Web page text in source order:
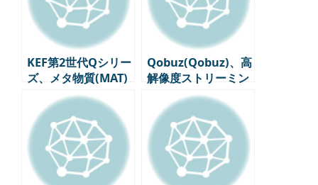
KEF第2世代Qシリー
ズ、メタ物質(MAT)
を適用したエントリ
ースピーカーとして
発売！
Qobuz(Qobuz)、高
解像度ストリーミン
グ体験を革新する
「Qobuz
Connect」を正式リ
リース！